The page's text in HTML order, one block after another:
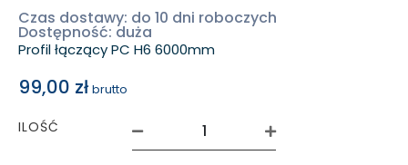
Czas dostawy: do 10 dni roboczych
Dostępność: duża
Profil łączący PC H6 6000mm
99,00 zł brutto
ILOŚĆ